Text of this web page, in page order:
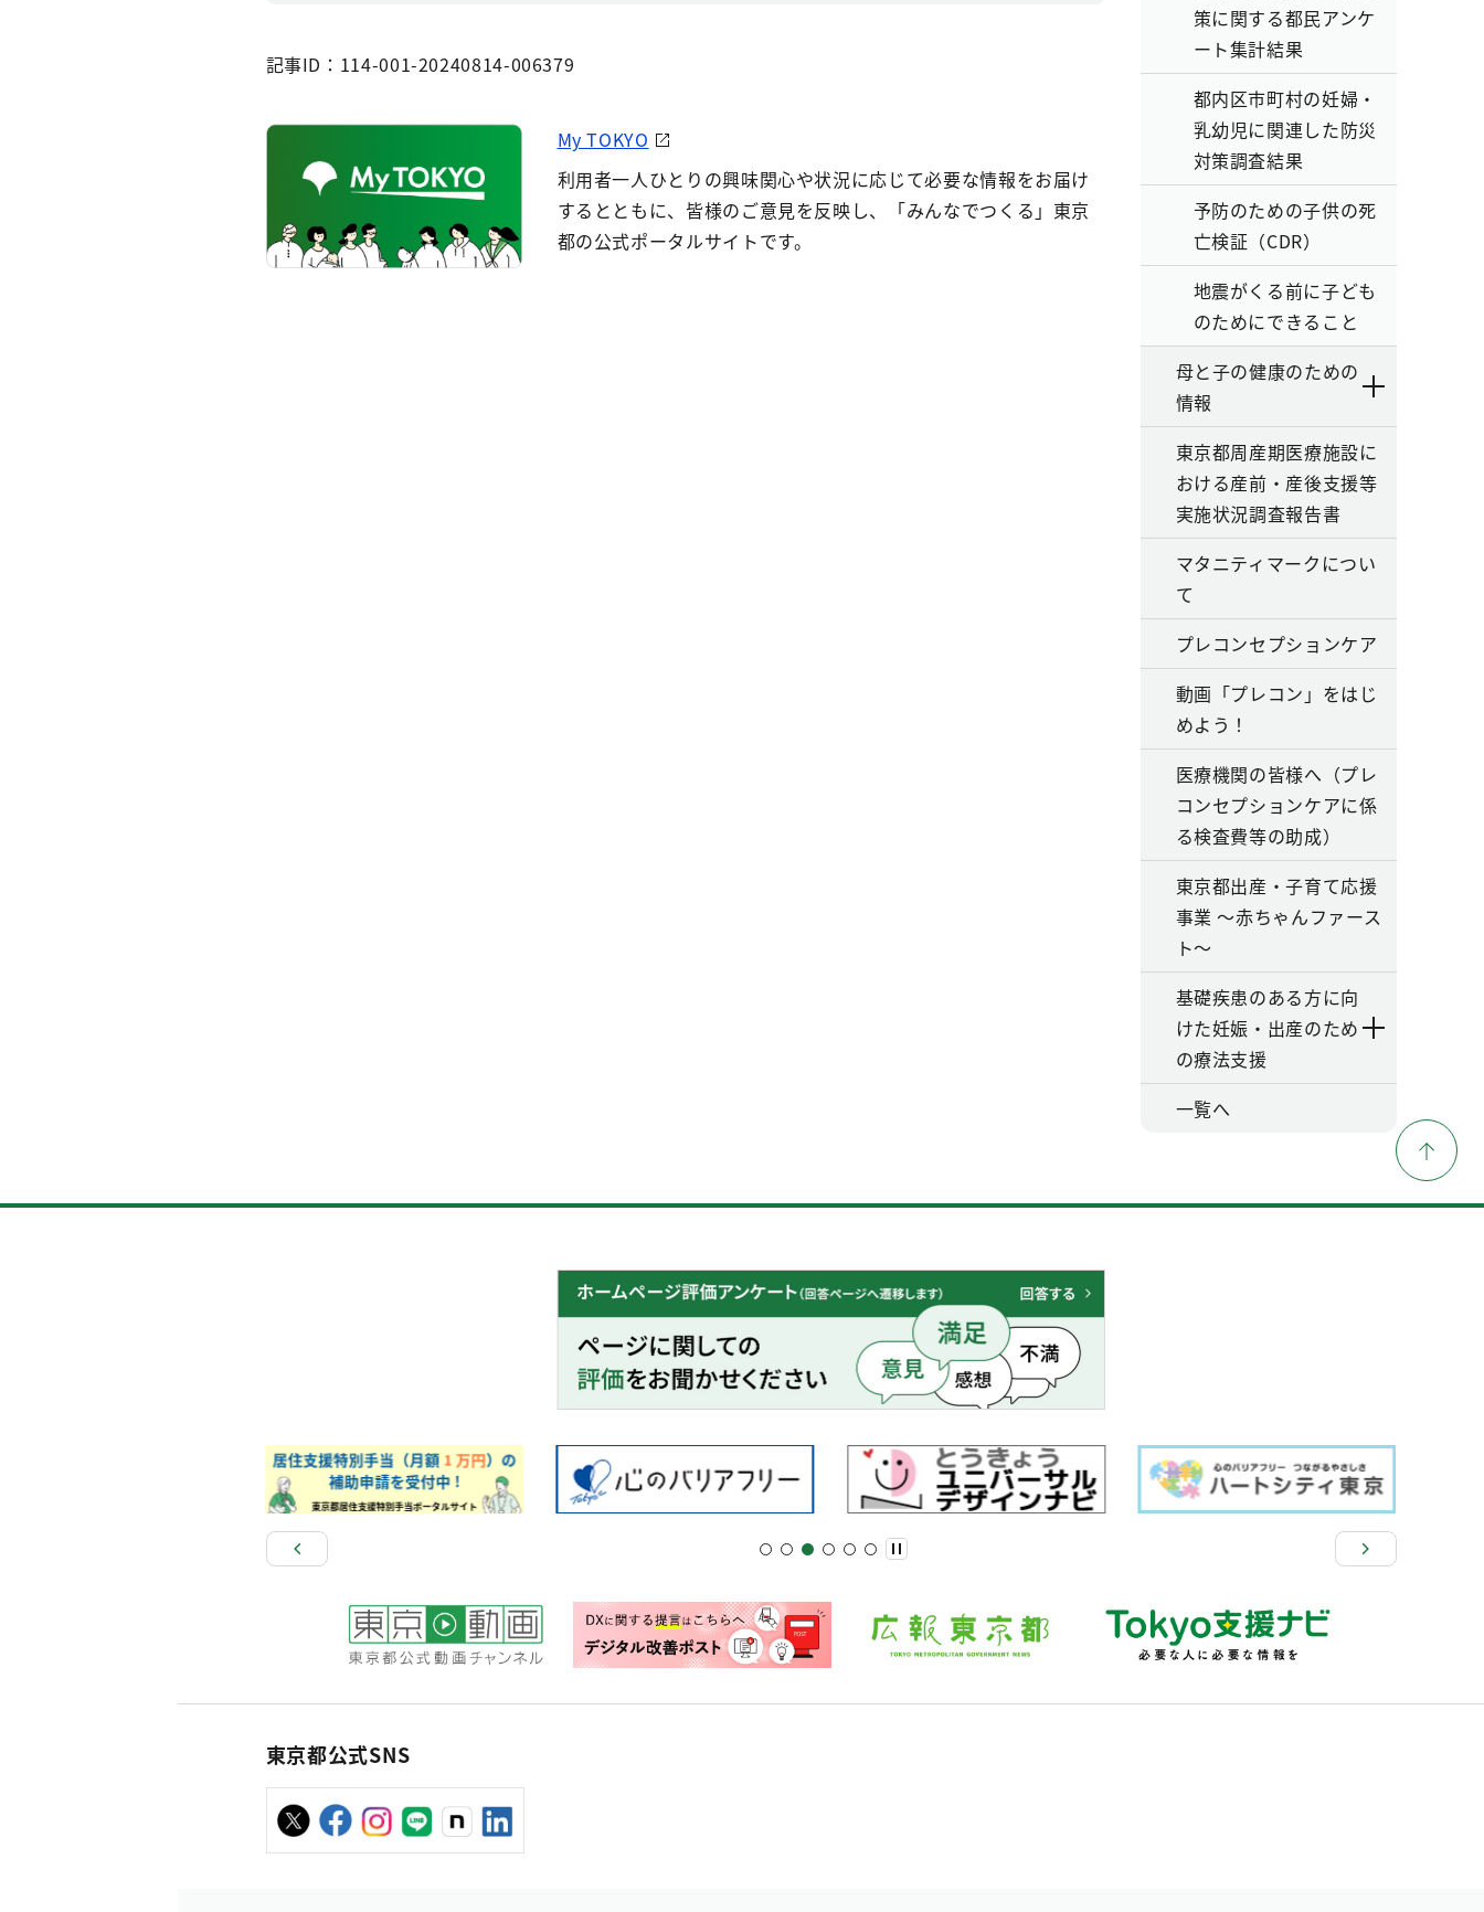
記事ID：114-001-20240814-006379
My TOKYO
利用者一人ひとりの興味関心や状況に応じて必要な情報をお届け
するとともに、皆様のご意見を反映し、「みんなでつくる」東京
都の公式ポータルサイトです。
策に関する都民アンケ
ート集計結果
都内区市町村の妊婦・
乳幼児に関連した防災
対策調査結果
予防のための子供の死
亡検証（CDR）
地震がくる前に子ども
のためにできること
母と子の健康のための
情報
東京都周産期医療施設に
おける産前・産後支援等
実施状況調査報告書
マタニティマークについ
て
プレコンセプションケア
動画「プレコン」をはじ
めよう！
医療機関の皆様へ（プレ
コンセプションケアに係
る検査費等の助成）
東京都出産・子育て応援
事業 ～赤ちゃんファース
ト～
基礎疾患のある方に向
けた妊娠・出産のため
の療法支援
一覧へ
東京都公式SNS